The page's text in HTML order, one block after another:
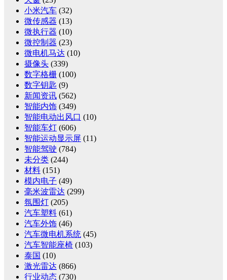
小米汽车 (32)
微传感器 (13)
微执行器 (10)
微控制器 (23)
微电机马达 (10)
摄像头 (339)
数字格栅 (100)
数字钥匙 (9)
新闻资讯 (562)
智能内饰 (349)
智能电动出风口 (10)
智能车灯 (606)
智能运动显示屏 (11)
智能驾驶 (784)
未分类 (244)
材料 (151)
模内电子 (49)
毫米波雷达 (299)
氛围灯 (205)
汽车塑料 (61)
汽车外饰 (46)
汽车微电机系统 (45)
汽车智能座椅 (103)
泰国 (10)
激光雷达 (866)
行业动态 (730)